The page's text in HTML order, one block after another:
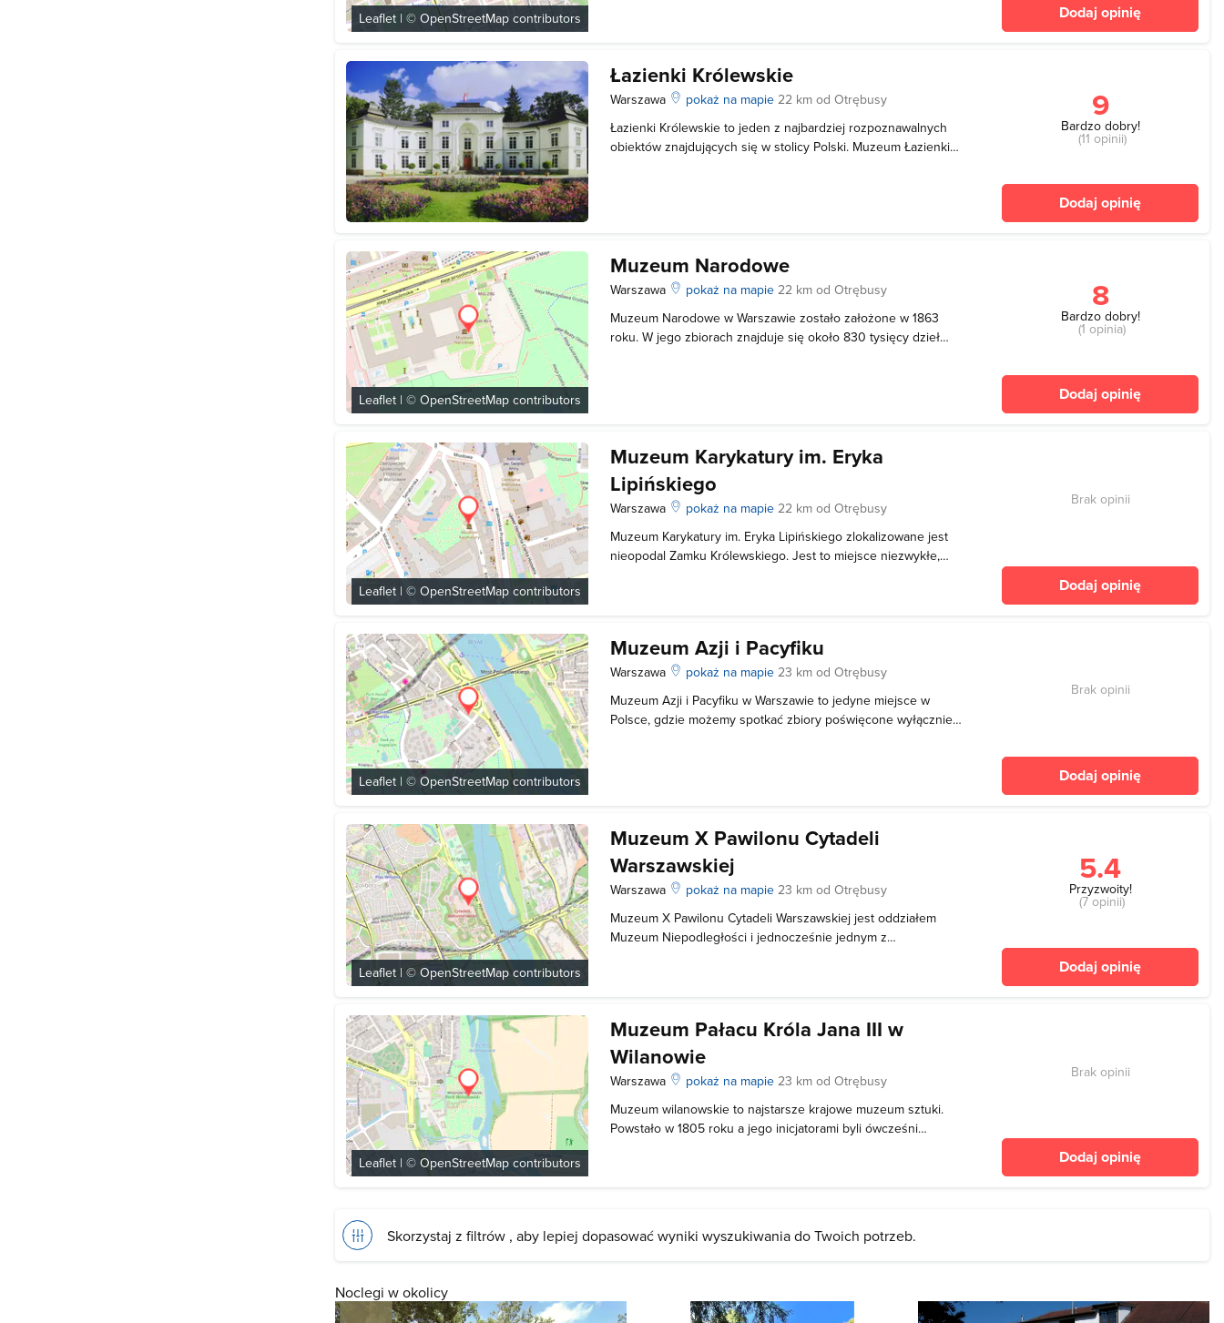
Leaflet | ©OpenStreetMap contributors Dodaj opinię
Łazienki Królewskie
Warszawa pokaż na mapie22 km od Otrębusy
Łazienki Królewskie to jeden z najbardziej rozpoznawalnych
obiektów znajdujących się w stolicy Polski. Muzeum Łazienki
9
Bardzo dobry!
(11 opinii)
Dodaj opinię
Leaflet | ©OpenStreetMap contributors
Muzeum Narodowe
Warszawa pokaż na mapie22 km od Otrębusy
Muzeum Narodowe w Warszawie zostało założone w 1863
roku. W jego zbiorach znajduje się około 830 tysięcy dzieł
8
Bardzo dobry!
(1 opinia)
Dodaj opinię
Leaflet | ©OpenStreetMap contributors
Muzeum Karykatury im. Eryka
Lipińskiego
Warszawa pokaż na mapie22 km od Otrębusy
Muzeum Karykatury im. Eryka Lipińskiego zlokalizowane jest
nieopodal Zamku Królewskiego. Jest to miejsce niezwykłe,
Brak opinii
Dodaj opinię
Leaflet | ©OpenStreetMap contributors
Muzeum Azji i Pacyfiku
Warszawa pokaż na mapie23 km od Otrębusy
Muzeum Azji i Pacyfiku w Warszawie to jedyne miejsce w
Polsce, gdzie możemy spotkać zbiory poświęcone wyłącznie
Brak opinii
Dodaj opinię
Leaflet | ©OpenStreetMap contributors
Muzeum X Pawilonu Cytadeli
Warszawskiej
Warszawa pokaż na mapie23 km od Otrębusy
Muzeum X Pawilonu Cytadeli Warszawskiej jest oddziałem
Muzeum Niepodległości i jednocześnie jednym z
5.4
Przyzwoity!
(7 opinii)
Dodaj opinię
Leaflet | ©OpenStreetMap contributors
Muzeum Pałacu Króla Jana III w
Wilanowie
Warszawa pokaż na mapie23 km od Otrębusy
Muzeum wilanowskie to najstarsze krajowe muzeum sztuki.
Powstało w 1805 roku a jego inicjatorami byli ówcześni
Brak opinii
Dodaj opinię
Skorzystaj z filtrów , aby lepiej dopasować wyniki wyszukiwania do Twoich potrzeb.
Noclegi w okolicy